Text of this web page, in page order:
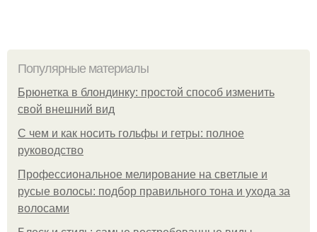
Популярные материалы
Брюнетка в блондинку: простой способ изменить
свой внешний вид
С чем и как носить гольфы и гетры: полное
руководство
Профессиональное мелирование на светлые и
русые волосы: подбор правильного тона и ухода за
волосами